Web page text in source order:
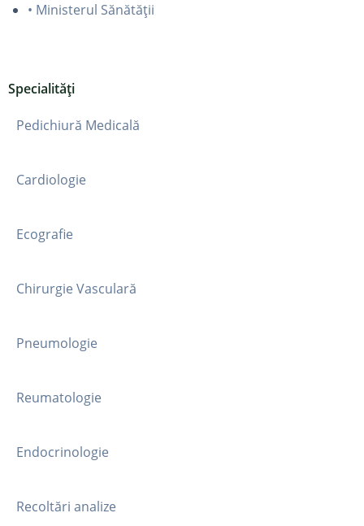
• Ministerul Sănătății
Specialități
Pedichiură Medicală
Cardiologie
Ecografie
Chirurgie Vasculară
Pneumologie
Reumatologie
Endocrinologie
Recoltări analize